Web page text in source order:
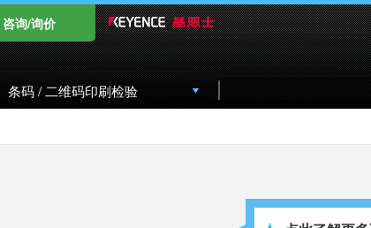
咨询/询价
条码 / 二维码印刷检验